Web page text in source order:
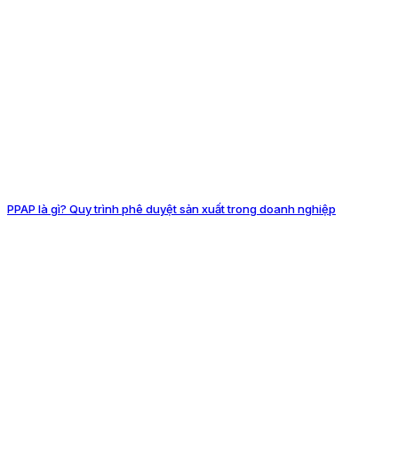
PPAP là gì? Quy trình phê duyệt sản xuất trong doanh nghiệp